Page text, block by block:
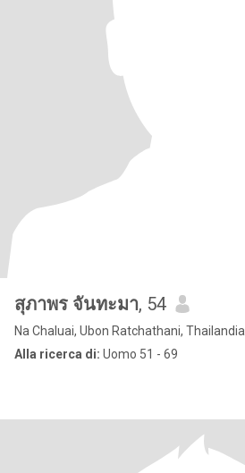
สุภาพร จันทะมา, 54
Na Chaluai, Ubon Ratchathani, Thailandia
Alla ricerca di: Uomo 51 - 69